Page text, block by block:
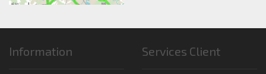
Information Services Client